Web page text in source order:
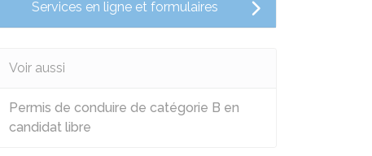
Services en ligne et formulaires
Voir aussi
Permis de conduire de catégorie B en
candidat libre